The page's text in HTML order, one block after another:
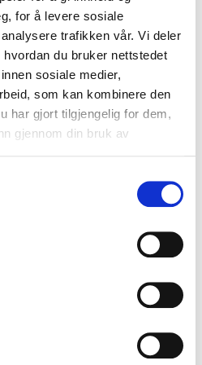
for å levere sosiale
trafikken vår. Vi deler
du bruker nettstedet
sosiale medier,
som kan kombinere den
har gjort tilgjengelig for dem,
gjennom din bruk av
Berg
inn på en uforpliktende samtale
du få snakke med en av våre
dette. Du kan velge et tidspunkt
time her